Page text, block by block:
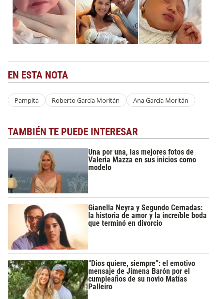
EN ESTA NOTA
Pampita Roberto García Moritán Ana García Moritán
TAMBIÉN TE PUEDE INTERESAR
Una por una, las mejores fotos de
Valeria Mazza en sus inicios como
modelo
Gianella Neyra y Segundo Cernadas:
la historia de amor y la increíble boda
que terminó en divorcio
“Dios quiere, siempre”: el emotivo
mensaje de Jimena Barón por el
cumpleaños de su novio Matías
Palleiro